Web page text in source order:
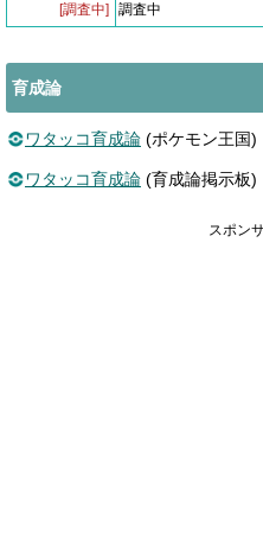
[調査中] 調査中
育成論
ワタッコ育成論 (ポケモン王国)
ワタッコ育成論 (育成論掲示板)
スポン